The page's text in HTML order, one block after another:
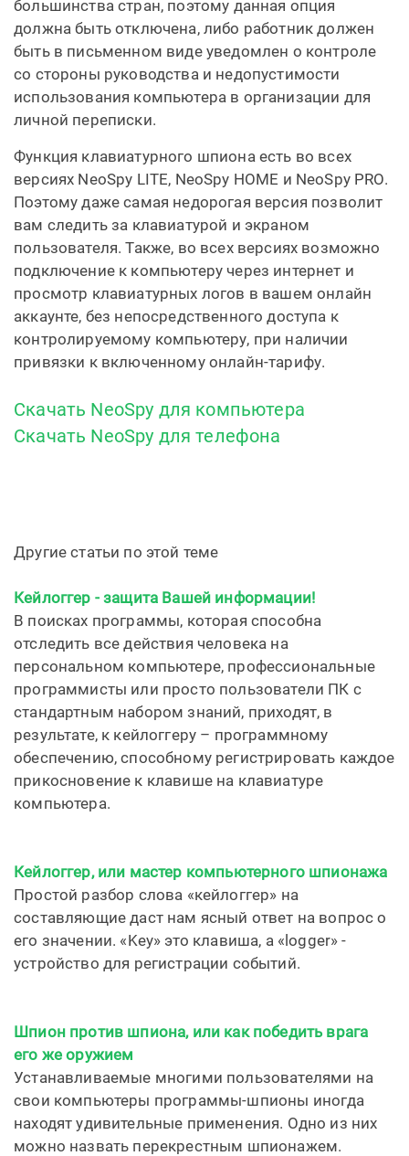
большинства стран, поэтому данная опция
должна быть отключена, либо работник должен
быть в письменном виде уведомлен о контроле
со стороны руководства и недопустимости
использования компьютера в организации для
личной переписки.
Функция клавиатурного шпиона есть во всех
версиях NeoSpy LITE, NeoSpy HOME и NeoSpy PRO.
Поэтому даже самая недорогая версия позволит
вам следить за клавиатурой и экраном
пользователя. Также, во всех версиях возможно
подключение к компьютеру через интернет и
просмотр клавиатурных логов в вашем онлайн
аккаунте, без непосредственного доступа к
контролируемому компьютеру, при наличии
привязки к включенному онлайн-тарифу.
Скачать NeoSpy для компьютера
Скачать NeoSpy для телефона
Другие статьи по этой теме
Кейлоггер - защита Вашей информации!
В поисках программы, которая способна
отследить все действия человека на
персональном компьютере, профессиональные
программисты или просто пользователи ПК с
стандартным набором знаний, приходят, в
результате, к кейлоггеру – программному
обеспечению, способному регистрировать каждое
прикосновение к клавише на клавиатуре
компьютера.
Кейлоггер, или мастер компьютерного шпионажа
Простой разбор слова «кейлоггер» на
составляющие даст нам ясный ответ на вопрос о
его значении. «Key» это клавиша, а «logger» -
устройство для регистрации событий.
Шпион против шпиона, или как победить врага
его же оружием
Устанавливаемые многими пользователями на
свои компьютеры программы-шпионы иногда
находят удивительные применения. Одно из них
можно назвать перекрестным шпионажем.